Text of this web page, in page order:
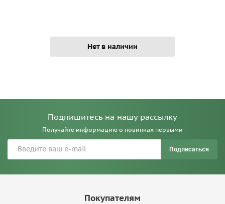
Нет в наличии
Подпишитесь на нашу рассылку
Получайте информацию о новинках первыми
Подписаться
Покупателям